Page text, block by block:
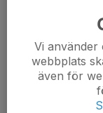
Vi
webbplats
även för